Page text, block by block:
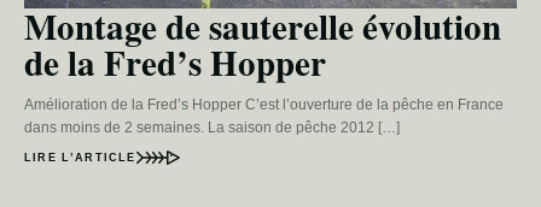
Montage de sauterelle évolution
de la Fred’s Hopper
Amélioration de la Fred’s Hopper C’est l’ouverture de la pêche en France
dans moins de 2 semaines. La saison de pêche 2012 […]
LIRE L’ARTICLE